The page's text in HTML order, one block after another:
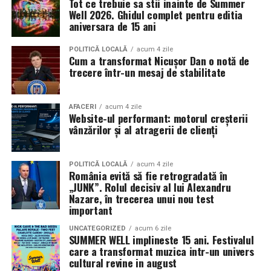
Ce plaje merită să vizitezi în timpul vacanței?
Plajele din această regiune sunt faimoase pentru
zonei, având un nisip fin și o intrare relativ abruptă în
apă. Legenda spune că însăși regina Egiptului s-a scăldat
în aceste ape clare.
În partea opusă a peninsulei se află Plaja Keykubat, unde
apa este mai liniștită și intrarea în mare este lină, fiind
potrivită pentru familii. Dacă vrei o atmosferă mai
retrasă, poți merge către plajele din estul orașului.
Majoritatea zonelor de coastă oferă șezlonguri de
închiriat și facilități pentru sporturi nautice.
Ce obiective turistice nu trebuie să
ratezi?
Orașul este dominat de o fortăreață medievală
cunoscută și pentruofertele sale atractive. Promoțiile
disponibile permit economii importante fără a face
compromisuri în ceea ce privește calitatea produselor.
LIVRARE PIZZA SECTOR 4
Zone deservite: Berceni, Piața Sudului, Constantin
Brâncoveanu, Olteniței, Eroii Revoluției, Giurgiului,
Progresul, Pieptănari, Viilor, Luica, Toporași, Ferentari,
Sălaj și Tunsu Petre.
LIVRARE PIZZA SECTOR 5
Zone deservite: Rahova, Calea Rahovei, Mihail Sebastian,
Mărgeanului, 13 Septembrie, Panduri, Uranus, Dealul
Spirii, Drumul Sării, Antiaeriană și Cotroceni.
LIVRARE PIZZA SECTOR 3
Well 2026. Ghidul complet pentru editia
aniversara de 15 ani
POLITICĂ LOCALĂ acum 4 zile
Cum a transformat Nicușor Dan o notă de
trecere într-un mesaj de stabilitate
AFACERI acum 4 zile
Website-ul performant: motorul creșterii
vânzărilor și al atragerii de clienți
POLITICĂ LOCALĂ acum 4 zile
România evită să fie retrogradată în
„JUNK”. Rolul decisiv al lui Alexandru
Nazare, în trecerea unui nou test
important
UNCATEGORIZED acum 6 zile
SUMMER WELL implineste 15 ani. Festivalul
care a transformat muzica intr-un univers
cultural revine in august